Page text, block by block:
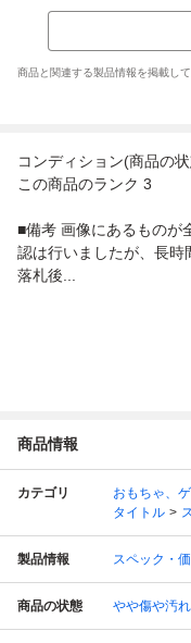
商品と関連する製品情報を掲載し
コンディション(商品の
この商品のランク 3
■備考 画像にあるものが
認は行いましたが、長時
落札後...
商品情報
カテゴリ おもちゃ、
タイトル
製品情報 スペック・
商品の状態 やや傷や汚